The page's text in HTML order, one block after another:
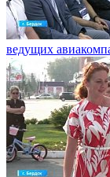
ведущих